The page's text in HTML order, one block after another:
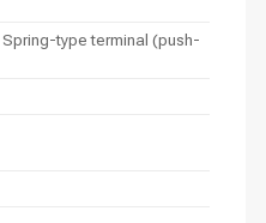
type terminal (push-